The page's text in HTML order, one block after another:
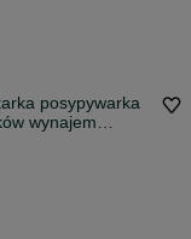
posypywarka
wynajem